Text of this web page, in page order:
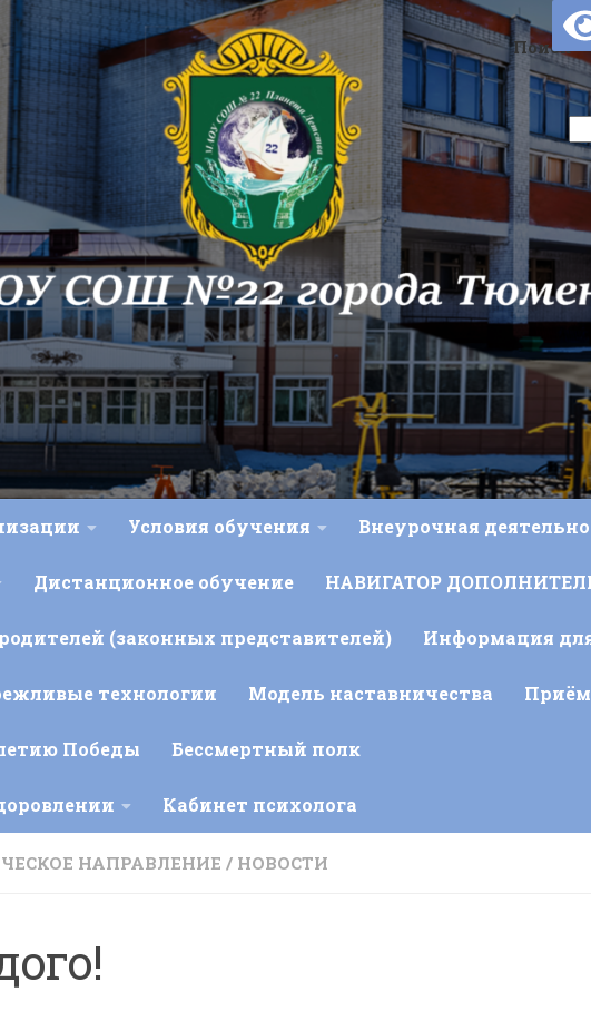
Поиск
Условия обучения Внеурочная
Дистанционное обучение НАВИГАТОР
(законных представителей) Информация
технологии Модель наставничества Приём
Победы Бессмертный полк
Кабинет психолога
НАПРАВЛЕНИЕ / НОВОСТИ